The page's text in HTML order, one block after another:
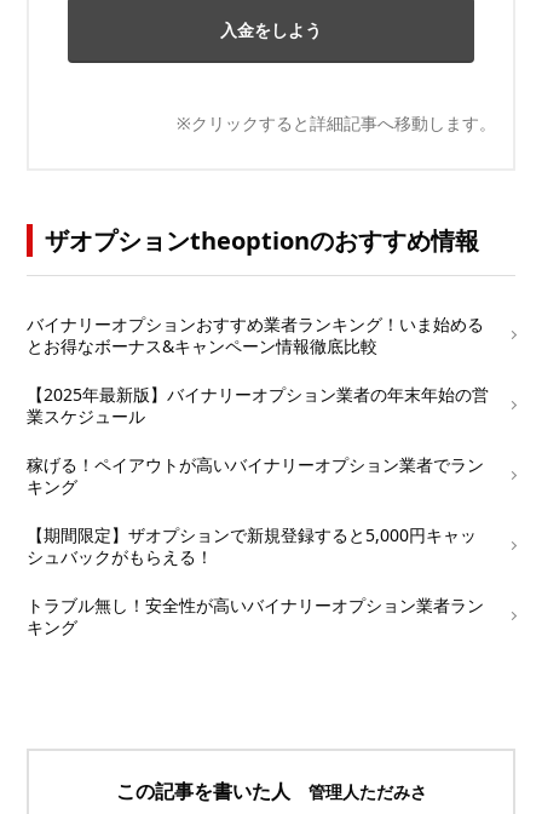
入金をしよう
※クリックすると詳細記事へ移動します。
ザオプションtheoptionのおすすめ情報
バイナリーオプションおすすめ業者ランキング！いま始める
とお得なボーナス&キャンペーン情報徹底比較
【2025年最新版】バイナリーオプション業者の年末年始の営
業スケジュール
稼げる！ペイアウトが高いバイナリーオプション業者でラン
キング
【期間限定】ザオプションで新規登録すると5,000円キャッ
シュバックがもらえる！
トラブル無し！安全性が高いバイナリーオプション業者ラン
キング
この記事を書いた人 管理人ただみさ